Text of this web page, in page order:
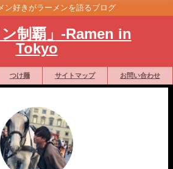
ン好きがラーメンを語るブログ
ン制覇」-Ramen in
Tokyo
つけ麺 サイトマップ お問い合わせ